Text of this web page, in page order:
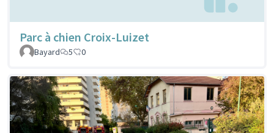
Parc à chien Croix-Luizet
Bayard 5 0